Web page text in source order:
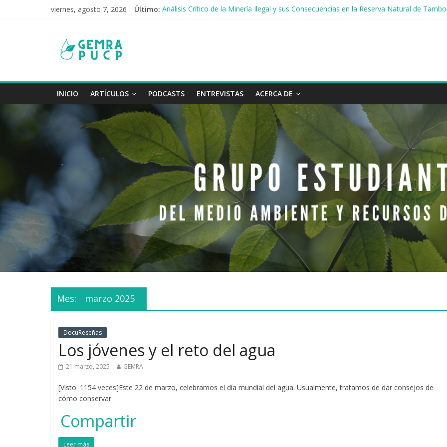
viernes, agosto 7, 2026 Último: Análisis Crítico de la Minería Ilegal y sus Consecuencias en la Reserva Natural de
INICIO ARTÍCULOS PODCASTS ENTREVISTAS ACERCA DE
Mes: marzo 2025
DocuReseñas
Los jóvenes y el reto del agua
21 marzo, 2025 GEMRA
[Visto: 1154 veces]Este 22 de marzo, celebramos el día mundial del agua. Usualmente, tratamos de dar consejos de
cómo conservar
Compartir
Leer más